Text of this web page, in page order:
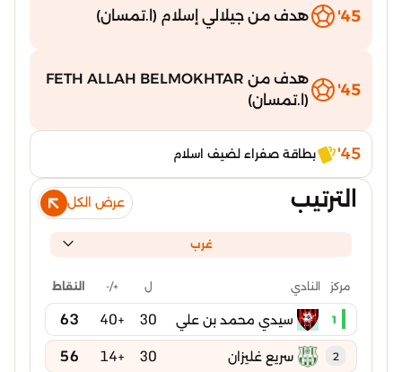
45' هدف من جيلالي إسلام (ا.تمسان)
45'
هدف من FETH ALLAH BELMOKHTAR
(ا.تمسان)
45' بطاقة صفراء لضيف اسلام
الترتيب عرض الكل
غرب
مركز النادي ل +/- النقاط
1 سيدي محمد بن علي 30
+40
63
2 سريع غليزان 30
+14
56